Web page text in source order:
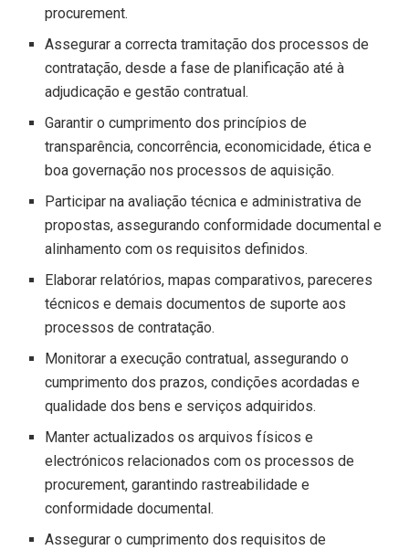
procurement.
Assegurar a correcta tramitação dos processos de
contratação, desde a fase de planificação até à
adjudicação e gestão contratual.
Garantir o cumprimento dos princípios de
transparência, concorrência, economicidade, ética e
boa governação nos processos de aquisição.
Participar na avaliação técnica e administrativa de
propostas, assegurando conformidade documental e
alinhamento com os requisitos definidos.
Elaborar relatórios, mapas comparativos, pareceres
técnicos e demais documentos de suporte aos
processos de contratação.
Monitorar a execução contratual, assegurando o
cumprimento dos prazos, condições acordadas e
qualidade dos bens e serviços adquiridos.
Manter actualizados os arquivos físicos e
electrónicos relacionados com os processos de
procurement, garantindo rastreabilidade e
conformidade documental.
Assegurar o cumprimento dos requisitos de